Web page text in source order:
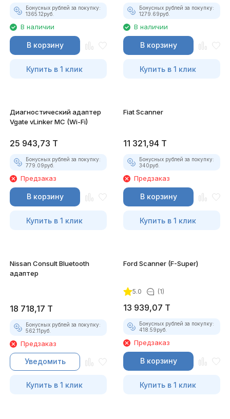
Бонусных рублей за покупку:
1365.12руб.
В наличии
В корзину
Купить в 1 клик
Бонусных рублей за покупку:
1279.69руб.
В наличии
В корзину
Купить в 1 клик
Диагностический адаптер
Vgate vLinker MC (Wi-Fi)
25 943,73 T
Бонусных рублей за покупку:
779.09руб.
Предзаказ
В корзину
Купить в 1 клик
Fiat Scanner
11 321,94 T
Бонусных рублей за покупку:
340руб.
Предзаказ
В корзину
Купить в 1 клик
Nissan Consult Bluetooth
адаптер
18 718,17 T
Бонусных рублей за покупку:
562.11руб.
Предзаказ
Уведомить
Купить в 1 клик
Ford Scanner (F-Super)
5.0 (1)
13 939,07 T
Бонусных рублей за покупку:
418.59руб.
Предзаказ
В корзину
Купить в 1 клик